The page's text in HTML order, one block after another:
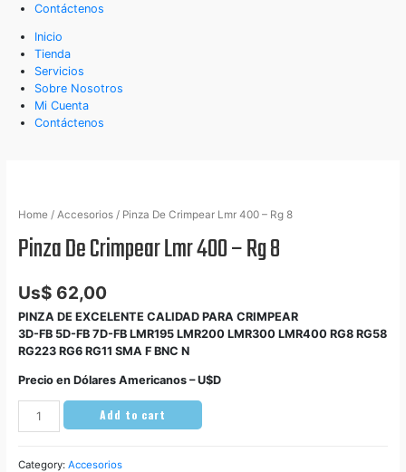
Contáctenos
Inicio
Tienda
Servicios
Sobre Nosotros
Mi Cuenta
Contáctenos
Home/ Accesorios/ Pinza De Crimpear Lmr 400 – Rg 8
Pinza De Crimpear Lmr 400 – Rg 8
Us$ 62,00
PINZA DE EXCELENTE CALIDAD PARA CRIMPEAR
3D-FB 5D-FB 7D-FB LMR195 LMR200 LMR300 LMR400 RG8 RG58
RG223 RG6 RG11 SMA F BNC N
Precio en Dólares Americanos – U$D
Lmr
Add to cart
Category: Accesorios